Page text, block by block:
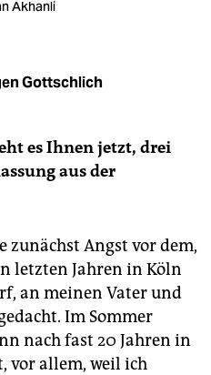
Akhanli
Gottschlich
es Ihnen jetzt, drei
aus der
zunächst Angst vor dem,
letzten Jahren in Köln
an meinen Vater und
Im Sommer
nach fast 20 Jahren in
vor allem, weil ich